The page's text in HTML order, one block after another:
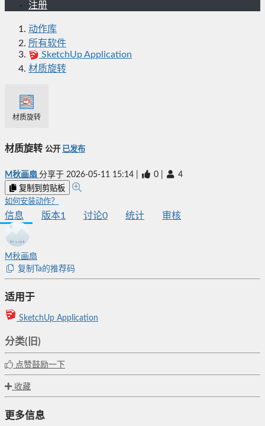
注册
动作库
所有软件
SketchUp Application
材质旋转
材质旋转
材质旋转 公开 已发布
M秋画扇 分享于 2026-05-11 15:14 0 4
复制到剪贴板
如何安装动作？
信息 版本1 讨论0 统计 审核
M秋画扇
复制Ta的推荐码
适用于
SketchUp Application
分类(旧)
点赞鼓励一下
收藏
更多信息